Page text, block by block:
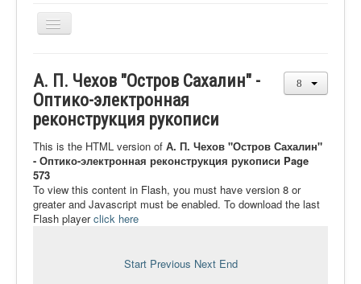
Включить/
О фонде
Онлайн библиотека
Видеоматериалы
Контакты
Сайт проекта Достоевский
Ермаковополе.рф
А. П. Чехов "Остров Сахалин" -
Оптико-электронная
реконструкция рукописи
This is the HTML version of А. П. Чехов "Остров Сахалин"
- Оптико-электронная реконструкция рукописи Page
573
To view this content in Flash, you must have version 8 or
greater and Javascript must be enabled. To download the last
Flash playerclick here
Start Previous Next End